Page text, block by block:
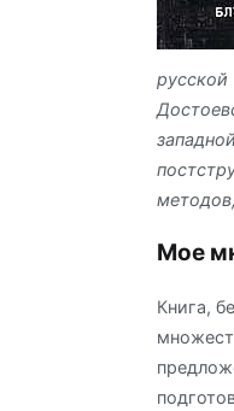
Мое
Книга,